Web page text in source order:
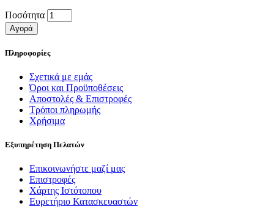
Ποσότητα
Αγορά
Πληροφορίες
Σχετικά με εμάς
Όροι και Προϋποθέσεις
Αποστολές & Επιστροφές
Τρόποι πληρωμής
Χρήσιμα
Εξυπηρέτηση Πελατών
Επικοινωνήστε μαζί μας
Επιστροφές
Χάρτης Ιστότοπου
Ευρετήριο Κατασκευαστών